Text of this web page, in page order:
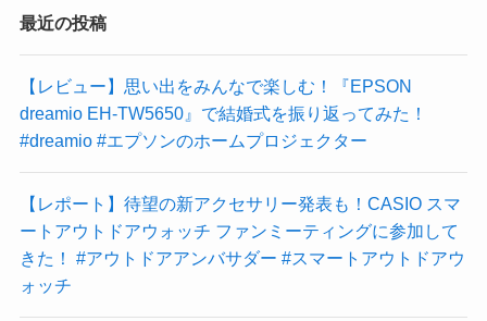
最近の投稿
【レビュー】思い出をみんなで楽しむ！『EPSON
dreamio EH-TW5650』で結婚式を振り返ってみた！
#dreamio #エプソンのホームプロジェクター
【レポート】待望の新アクセサリー発表も！CASIO スマ
ートアウトドアウォッチ ファンミーティングに参加して
きた！ #アウトドアアンバサダー #スマートアウトドアウ
ォッチ